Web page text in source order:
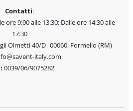
Contatti:
ore 9:00 alle 13:30; Dalle ore 14:30 alle
17:30
Olmetti 40/D 00060, Formello (RM)
italy.com
0039/06/9075282